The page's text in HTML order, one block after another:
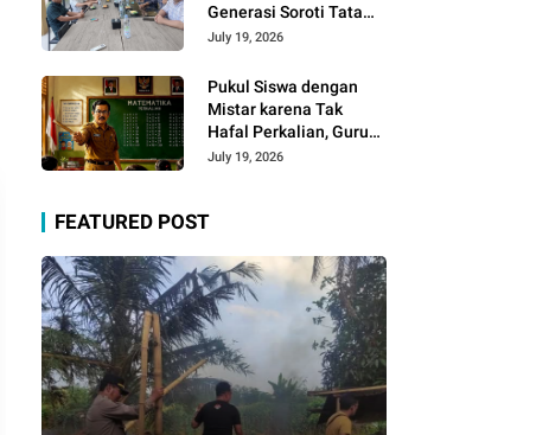
Generasi Soroti Tata
Kelola Pemerintahan,
Kelangkaan BBM
July 19, 2026
Pukul Siswa dengan
Mistar karena Tak
Hafal Perkalian, Guru
SD Dipolisikan
July 19, 2026
FEATURED POST